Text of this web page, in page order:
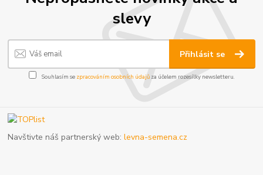
slevy
Přihlásit se
Souhlasím se zpracováním osobních údajůza účelem rozesílky newsletteru.
Navštivte náš partnerský web:levna-semena.cz